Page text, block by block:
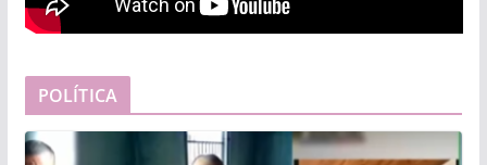
POLÍTICA